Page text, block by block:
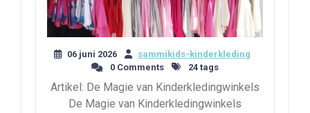
06 juni 2026
sammikids-kinderkleding
0 Comments
24 tags
Artikel: De Magie van Kinderkledingwinkels
De Magie van Kinderkledingwinkels